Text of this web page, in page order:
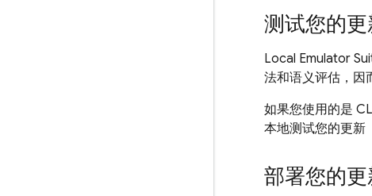
测试您的更
Local Emulator
法和语义评估，因
如果您使用的是
本地测试您的更新
部署您的更